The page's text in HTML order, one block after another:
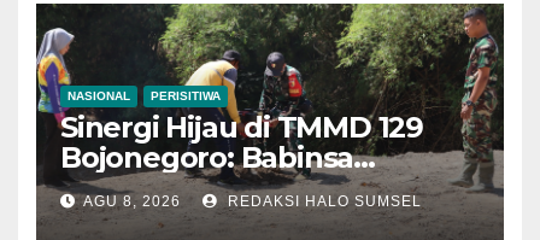
NASIONAL PERISITIWA
Sinergi Hijau di TMMD 129
Bojonegoro: Babinsa
Kesongo dan DLH
‘Keroyokan’ Buat Lubang
AGU 8, 2026 REDAKSI HALO SUMSEL